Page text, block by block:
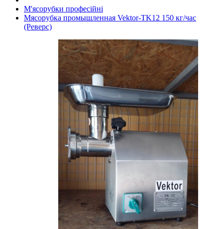
М'ясорубки професійні
Мясорубка промышленная Vektor-TK12 150 кг/час
(Реверс)